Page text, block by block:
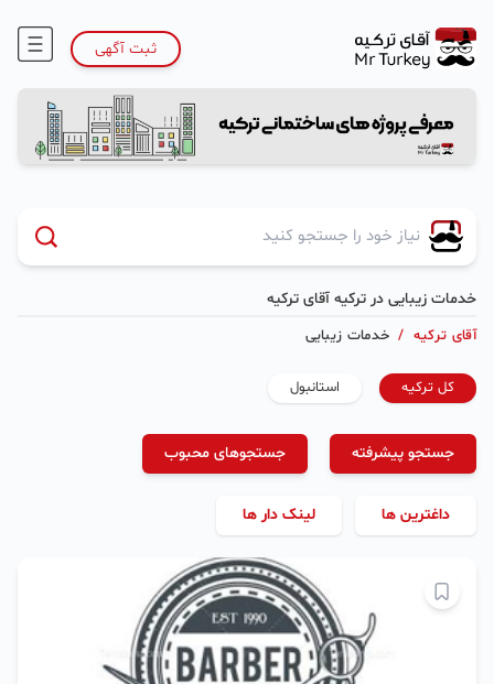
ثبت آگهی
خدمات زیبایی در ترکیه آقای ترکیه
آقای ترکیه / خدمات زیبایی
کل ترکیه استانبول
جستجو پیشرفته جستجوهای محبوب
داغترین ها لینک دار ها